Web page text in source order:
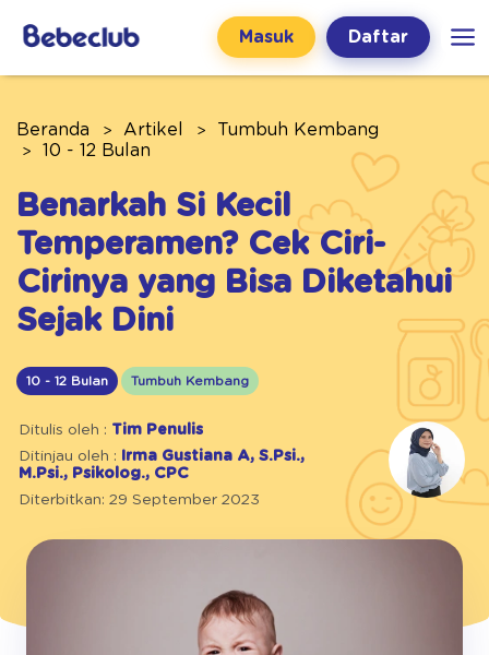
Masuk Daftar
Beranda Artikel
Tumbuh Kembang
10 - 12 Bulan
Benarkah Si Kecil
Temperamen? Cek Ciri-
Cirinya yang Bisa Diketahui
Sejak Dini
10 - 12 Bulan Tumbuh Kembang
Ditulis oleh : Tim Penulis
Ditinjau oleh : Irma Gustiana A, S.Psi.,
M.Psi., Psikolog., CPC
Diterbitkan: 29 September 2023